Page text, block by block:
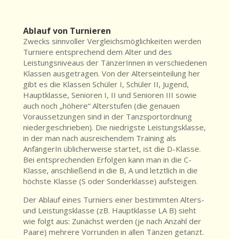
Ablauf von Turnieren
Zwecks sinnvoller Vergleichsmöglichkeiten werden
Turniere entsprechend dem Alter und des
Leistungsniveaus der TänzerInnen in verschiedenen
Klassen ausgetragen. Von der Alterseinteilung her
gibt es die Klassen Schüler I, Schüler II, Jugend,
Hauptklasse, Senioren I, II und Senioren III sowie
auch noch „höhere“ Alterstufen (die genauen
Voraussetzungen sind in der Tanzsportordnung
niedergeschrieben). Die niedrigste Leistungsklasse,
in der man nach ausreichendem Training als
AnfängerIn üblicherweise startet, ist die D-Klasse.
Bei entsprechenden Erfolgen kann man in die C-
Klasse, anschließend in die B, A und letztlich in die
höchste Klasse (S oder Sonderklasse) aufsteigen.
Der Ablauf eines Turniers einer bestimmten Alters-
und Leistungsklasse (zB. Hauptklasse LA B) sieht
wie folgt aus: Zunächst werden (je nach Anzahl der
Paare) mehrere Vorrunden in allen Tänzen getanzt.